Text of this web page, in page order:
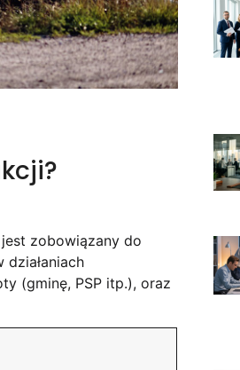
zobowiązany do
działaniach
(gminę, PSP itp.), oraz